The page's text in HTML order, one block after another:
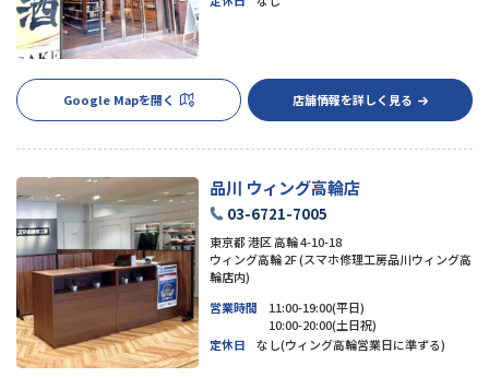
Google Mapを開く 店舗情報を詳しく見る
品川 ウィング高輪店
03-6721-7005
東京都 港区 高輪 4-10-18
ウィング高輪 2F (スマホ修理工房品川ウィング高
輪店内)
営業時間
11:00-19:00(平日)
10:00-20:00(土日祝)
定休日
なし(ウィング高輪営業日に準ずる)